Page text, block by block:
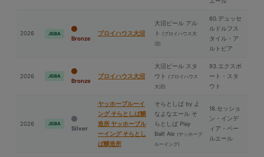
2026 JGBA
Bronze
ブロイハウス⼤沼
⼤沼ビール アル
ト (ブロイハウス⼤
沼)
60.デュッセ
ルドルフス
タイル・ア
ルトビア
2026 JGBA
Bronze
ブロイハウス⼤沼
⼤沼ビール スタ
ウト (ブロイハウス
⼤沼)
93.エクスポ
ート・スタ
ウト
2026 JGBA
Silver
ヤッホーブルーイ
ング そらとしば醸
造所 ヤッホーブル
ーイング そらとし
ば醸造所
そらとしば by よ
なよなエール そ
らとしば Play
Ball! Ale (ヤッホーブ
ルーイング)
18.セッショ
ン・インデ
ィア・ペー
ルエール